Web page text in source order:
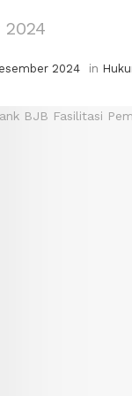
2024
2024 in